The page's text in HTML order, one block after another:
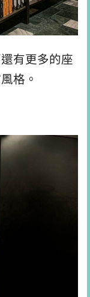
有更多的座
格。